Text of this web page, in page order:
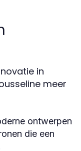
in
meer
ontwerpen
die een